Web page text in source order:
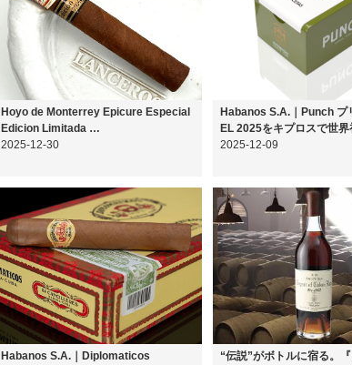
Hoyo de Monterrey Epicure Especial
Edicion Limitada …
2025-12-30
Habanos S.A.｜Punch プ
EL 2025をキプロスで世界
2025-12-09
Habanos S.A.｜Diplomaticos
“伝説”がボトルに宿る。